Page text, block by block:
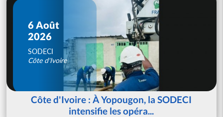
6 Août
2026
SODECI
Côte d'Ivoire
Côte d'Ivoire : À Yopougon, la SODECI
intensifie les opéra...